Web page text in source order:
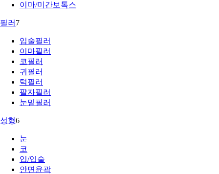
이마/미간보톡스
필러 7
입술필러
이마필러
코필러
귀필러
턱필러
팔자필러
눈밑필러
성형6
눈
코
입/입술
안면윤곽